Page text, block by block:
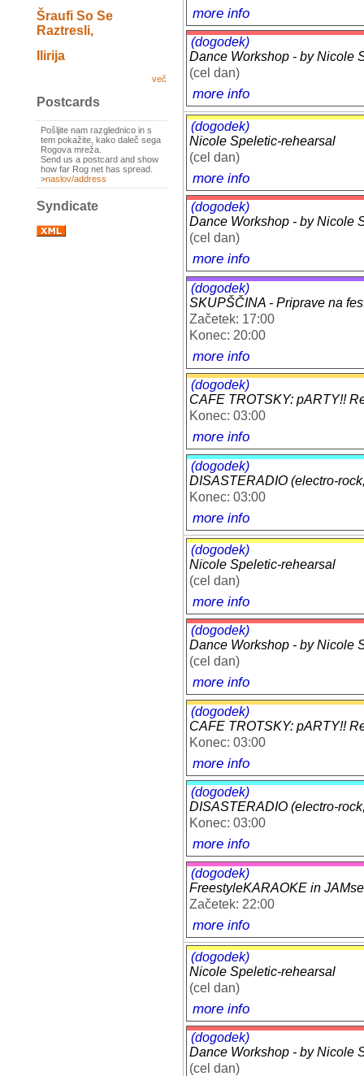
Šraufi So Se
Raztresli,
Ilirija
več
Postcards
Pošljite nam razglednico in s
tem pokažite, kako daleč sega
Rogova mreža.
Send us a postcard and show
how far Rog net has spread.
>naslov/address
Syndicate
more info
(dogodek)
Dance Workshop - by Nicole
(cel dan)
more info
(dogodek)
Nicole Speletic-rehearsal
(cel dan)
more info
(dogodek)
Dance Workshop - by Nicole
(cel dan)
more info
(dogodek)
SKUPŠČINA - Priprave na
Začetek: 17:00
Konec: 20:00
more info
(dogodek)
CAFE TROTSKY: pARTY!!
Konec: 03:00
more info
(dogodek)
DISASTERADIO (electro-
Konec: 03:00
more info
(dogodek)
Nicole Speletic-rehearsal
(cel dan)
more info
(dogodek)
Dance Workshop - by Nicole
(cel dan)
more info
(dogodek)
CAFE TROTSKY: pARTY!!
Konec: 03:00
more info
(dogodek)
DISASTERADIO (electro-
Konec: 03:00
more info
(dogodek)
FreestyleKARAOKE in
Začetek: 22:00
more info
(dogodek)
Nicole Speletic-rehearsal
(cel dan)
more info
(dogodek)
Dance Workshop - by Nicole
(cel dan)